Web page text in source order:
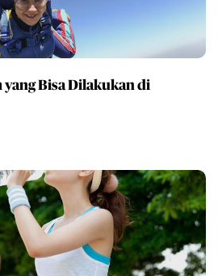
yang Bisa Dilakukan di